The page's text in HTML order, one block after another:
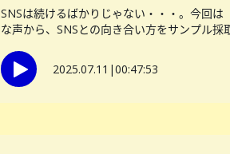
SNSは続けるばかりじゃない・・・。今回
な声から、SNSとの向き合い方をサンプル採
2025.07.11 |00:47:53